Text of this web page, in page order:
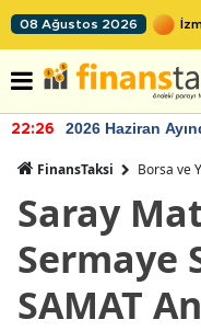
08 Ağustos 2026
22:26 2026 Haziran
FinansTaksi Borsa ve
Saray
Sermaye
SAMAT